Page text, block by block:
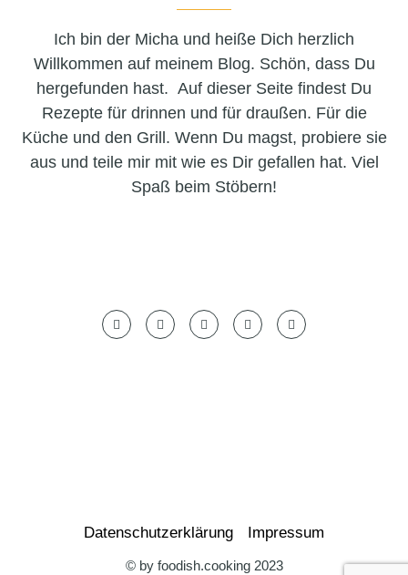
Ich bin der Micha und heiße Dich herzlich
Willkommen auf meinem Blog. Schön, dass Du
hergefunden hast. Auf dieser Seite findest Du
Rezepte für drinnen und für draußen. Für die
Küche und den Grill. Wenn Du magst, probiere sie
aus und teile mir mit wie es Dir gefallen hat. Viel
Spaß beim Stöbern!
Datenschutzerklärung Impressum
© by foodish.cooking 2023